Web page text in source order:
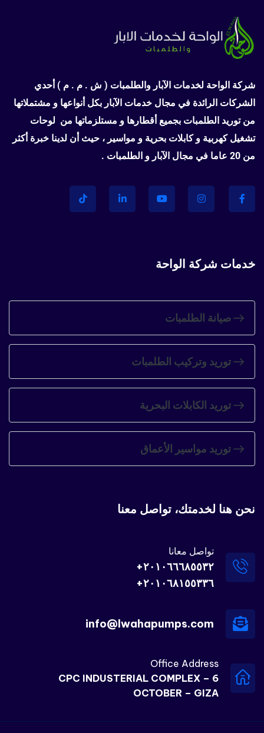
شركة الواحة لخدمات الآبار والطلمبات ( ش . م . م ) أحدي
الشركات الرائدة في مجال خدمات الآبار بكل أنواعها و مشتملاتها
من توريد الطلمبات بجميع أقطارها و مستلزماتها من لوحات
تشغيل كهربية و كابلات بحرية و مواسير ، حيث أن لدينا خبرة أكثر
من 20 عاما في مجال الآبار و الطلمبات .
خدمات شركة الواحة
صيانة الطلمبات
توريد وتركيب الطلمبات
توريد الكابلات البحرية
توريد مواسير الأعماق
نحن هنا لخدمتك، تواصل معنا
تواصل معانا
٢٠١٠٦٦٦٨٥٥٣٢+
٢٠١٠٦٨١٥٥٣٣٦+
info@lwahapumps.com
Office Address
CPC INDUSTERIAL COMPLEX – 6
OCTOBER – GIZA